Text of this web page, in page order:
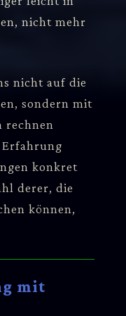
nicht mehr
nicht auf die
sondern mit
rechnen
konkret
derer, die
können,
mit